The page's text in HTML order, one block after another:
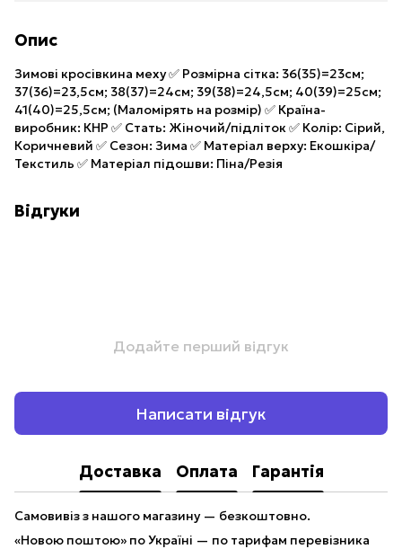
Опис
Зимові кросівкина меху ✅ Розмірна сітка: 36(35)=23см;
37(36)=23,5см; 38(37)=24см; 39(38)=24,5см; 40(39)=25см;
41(40)=25,5см; (Маломірять на розмір) ✅ Країна-
виробник: КНР ✅ Стать: Жіночий/підліток ✅ Колір: Сірий,
Коричневий ✅ Сезон: Зима ✅ Матеріал верху: Екошкіра/
Текстиль ✅ Матеріал підошви: Піна/Резія
Відгуки
Додайте перший відгук
Написати відгук
Доставка Оплата Гарантія
Самовивіз з нашого магазину — безкоштовно.
«Новою поштою» по Україні — по тарифам перевізника